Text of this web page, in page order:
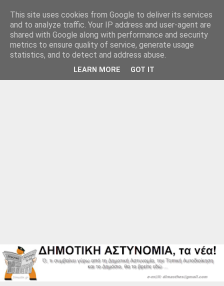
This site uses cookies from Google to deliver its services
and to analyze traffic. Your IP address and user-agent are
shared with Google along with performance and security
metrics to ensure quality of service, generate usage
statistics, and to detect and address abuse.
LEARN MORE GOT IT